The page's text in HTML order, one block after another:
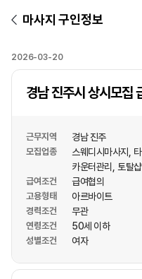
마사지 구인정보
2026-03-20
경남 진주시 상시모집
근무지역 경남 진주
모집업종 스웨디시마사지
카운터관리
토탈
급여조건 급여협의
고용형태 아르바이트
경력조건 무관
연령조건 50세 이하
성별조건 여자
상호명